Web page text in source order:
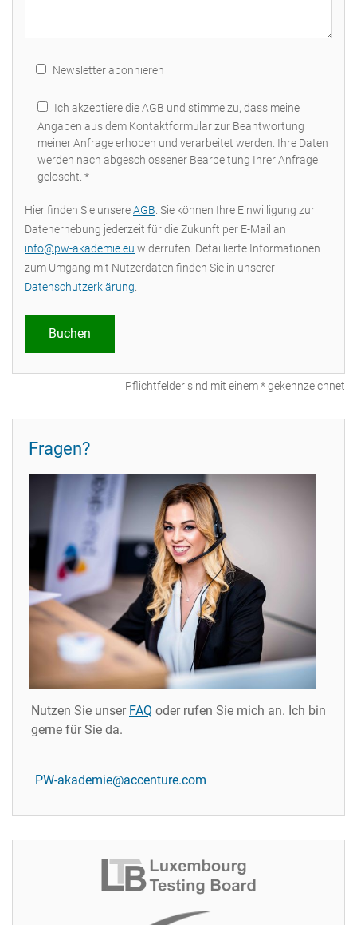
Newsletter abonnieren
Ich akzeptiere die AGB und stimme zu, dass meine
Angaben aus dem Kontaktformular zur Beantwortung
meiner Anfrage erhoben und verarbeitet werden. Ihre Daten
werden nach abgeschlossener Bearbeitung Ihrer Anfrage
gelöscht. *
Hier finden Sie unsereAGB . Sie können Ihre Einwilligung zur
Datenerhebung jederzeit für die Zukunft per E-Mail an
info@pw-akademie.eu widerrufen. Detaillierte Informationen
zum Umgang mit Nutzerdaten finden Sie in unserer
Datenschutzerklärung
Pflichtfelder sind mit einem * gekennzeichnet
Fragen?
Nutzen Sie unser FAQ oder rufen Sie mich an. Ich bin
gerne für Sie da.
PW-akademie@accenture.com